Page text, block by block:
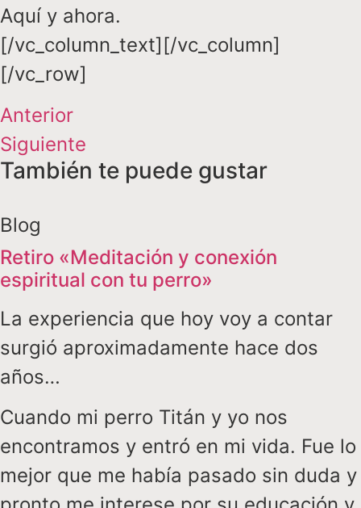
Aquí y ahora.
[/vc_column_text][/vc_column]
[/vc_row]
Anterior
Siguiente
También te puede gustar
Blog
Retiro «Meditación y conexión
espiritual con tu perro»
La experiencia que hoy voy a contar
surgió aproximadamente hace dos
años…
Cuando mi perro Titán y yo nos
encontramos y entró en mi vida. Fue lo
mejor que me había pasado sin duda y